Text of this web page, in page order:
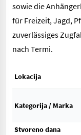
sowie die
für Freizeit, Jagd,
zuverlässiges
nach Termi.
Lokacija
Kategorija / Marka
Stvoreno dana